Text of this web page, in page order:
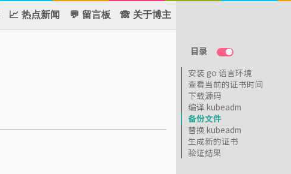
📈 热点新闻 💬 留言板 🙈 关于博主
目录
安装 go 语言环境
查看当前的证书时间
下载源码
编译 kubeadm
备份文件
替换 kubeadm
生成新的证书
验证结果